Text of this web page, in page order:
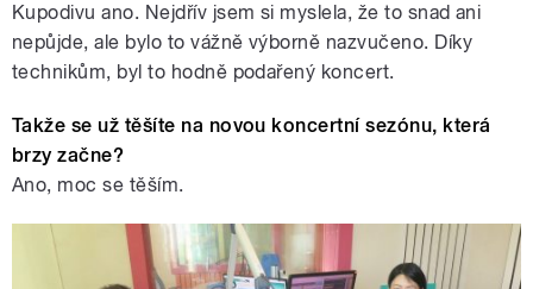
Kupodivu ano. Nejdřív jsem si myslela, že to snad ani
nepůjde, ale bylo to vážně výborně nazvučeno. Díky
technikům, byl to hodně podařený koncert.
Takže se už těšíte na novou koncertní sezónu, která
brzy začne?
Ano, moc se těším.